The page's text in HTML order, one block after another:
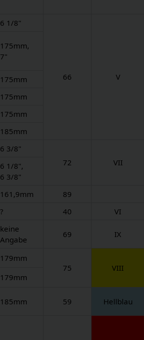
6 1/8"
66 V
175mm,
7"
175mm
175mm
175mm
185mm
6 3/8"
72
VII
6 1/8",
6 3/8"
161,9mm 89
? 40 VI
keine
Angabe
69 IX
179mm
75
VIII
179mm
185mm 59 Hellblau